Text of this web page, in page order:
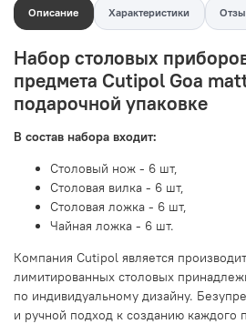
Описание Характеристики
Набор столовых
предмета Cutipol Goa
подарочной упаковке
В состав набора входит:
Столовый нож - 6 шт,
Столовая вилка - 6 шт,
Столовая ложка - 6 шт,
Чайная ложка - 6 шт.
Компания Cutipol является
лимитированных столовых
по индивидуальному дизайну.
и ручной подход к созданию каждого